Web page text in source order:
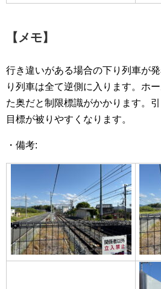
【メモ】
行き違いがある場合の下り列車が
り列車は全て逆側に入ります。ホ
た奥だと制限標識がかかります。
目標が被りやすくなります。
・備考: